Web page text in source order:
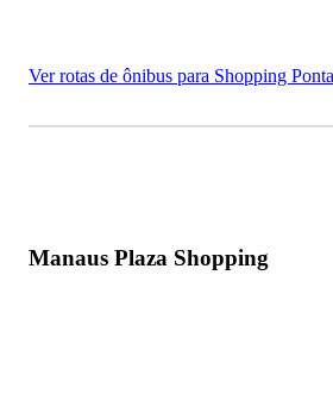
Ver rotas de ônibus para Shopping
Manaus Plaza Shopping